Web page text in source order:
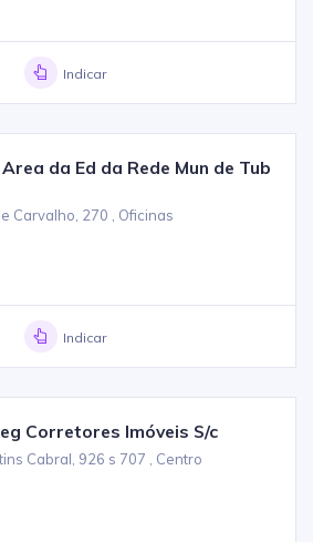
Indicar
da Ed da Rede Mun de Tub
Carvalho, 270 , Oficinas
Indicar
Corretores Imóveis S/c
Cabral, 926 s 707 , Centro